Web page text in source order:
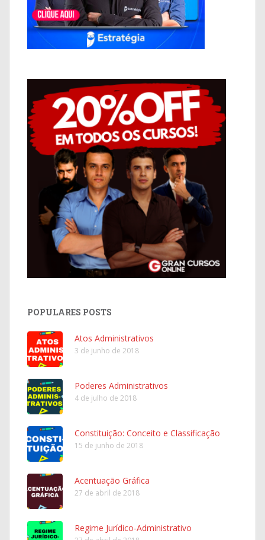
POPULARES POSTS
Atos Administrativos
3 de junho de 2018
Poderes Administrativos
4 de julho de 2018
Constituição: Conceito e Classificação
15 de junho de 2018
Acentuação Gráfica
27 de abril de 2018
Regime Jurídico-Administrativo